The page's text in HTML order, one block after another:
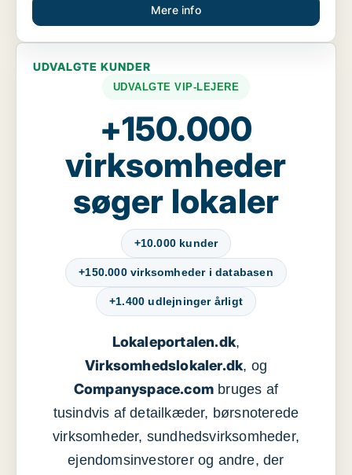
Mere info
UDVALGTE KUNDER
UDVALGTE VIP-LEJERE
+150.000
virksomheder
søger lokaler
+10.000 kunder
+150.000 virksomheder i databasen
+1.400 udlejninger årligt
Lokaleportalen.dk,
Virksomhedslokaler.dk, og
Companyspace.com bruges af
tusindvis af detailkæder, børsnoterede
virksomheder, sundhedsvirksomheder,
ejendomsinvestorer og andre, der